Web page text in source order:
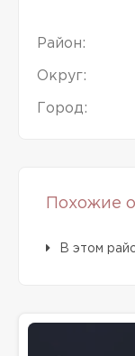
Район:
Округ:
Город:
Похожие
В этом